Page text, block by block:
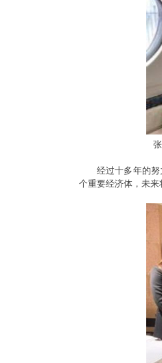
经过十多年的
个重要经济体，未来